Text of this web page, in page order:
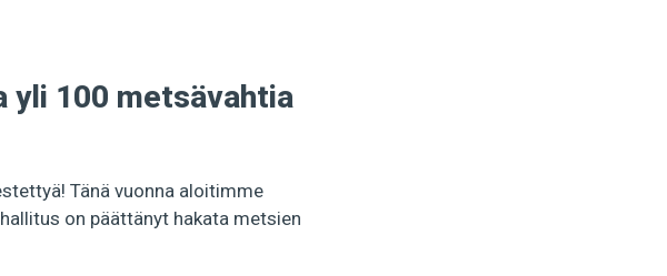
yli 100 metsävahtia
Tänä vuonna aloitimme
on päättänyt hakata metsien